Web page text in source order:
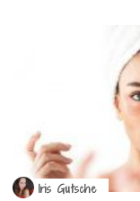
Iris Gutsche